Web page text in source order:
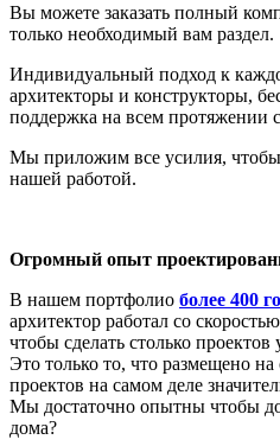
Вы можете заказать полный
только необходимый вам раздел.
Индивидуальный подход к
архитекторы и конструкторы,
поддержка на всем протяжении
Мы приложим все усилия,
нашей работой.
Огромный опыт
В нашем портфолио более 400
архитектор работал со
чтобы сделать столько
Это только то, что размещено на
проектов на самом деле
Мы достаточно опытны чтобы
дома?